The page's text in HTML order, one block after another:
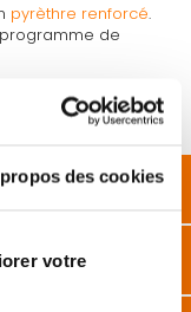
des cookies
votre
pyrèthre renforcé.
de
moucherons et